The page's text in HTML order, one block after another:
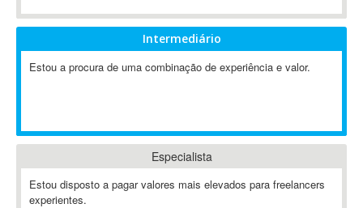
ABIS
AbleCommerce
Ableton
Abstract
Abstract Window Toolkit (AWT)
AC Drives
Intermediário
Estou a procura de uma combinação de experiência e valor.
Especialista
Estou disposto a pagar valores mais elevados para freelancers
experientes.